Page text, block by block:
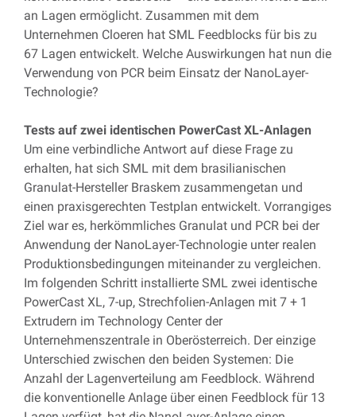
an Lagen ermöglicht. Zusammen mit dem
Unternehmen Cloeren hat SML Feedblocks für bis zu
67 Lagen entwickelt. Welche Auswirkungen hat nun die
Verwendung von PCR beim Einsatz der NanoLayer-
Technologie?
Tests auf zwei identischen PowerCast XL-Anlagen
Um eine verbindliche Antwort auf diese Frage zu
erhalten, hat sich SML mit dem brasilianischen
Granulat-Hersteller Braskem zusammengetan und
einen praxisgerechten Testplan entwickelt. Vorrangiges
Ziel war es, herkömmliches Granulat und PCR bei der
Anwendung der NanoLayer-Technologie unter realen
Produktionsbedingungen miteinander zu vergleichen.
Im folgenden Schritt installierte SML zwei identische
PowerCast XL, 7-up, Strechfolien-Anlagen mit 7 + 1
Extrudern im Technology Center der
Unternehmenszentrale in Oberösterreich. Der einzige
Unterschied zwischen den beiden Systemen: Die
Anzahl der Lagenverteilung am Feedblock. Während
die konventionelle Anlage über einen Feedblock für 13